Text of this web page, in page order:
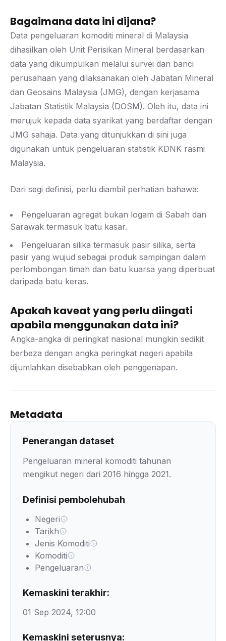
Bagaimana data ini dijana?
Data pengeluaran komoditi mineral di Malaysia
dihasilkan oleh Unit Perisikan Mineral berdasarkan
data yang dikumpulkan melalui survei dan banci
perusahaan yang dilaksanakan oleh Jabatan Mineral
dan Geosains Malaysia (JMG), dengan kerjasama
Jabatan Statistik Malaysia (DOSM). Oleh itu, data ini
merujuk kepada data syarikat yang berdaftar dengan
JMG sahaja. Data yang ditunjukkan di sini juga
digunakan untuk pengeluaran statistik KDNK rasmi
Malaysia.
Dari segi definisi, perlu diambil perhatian bahawa:
Pengeluaran agregat bukan logam di Sabah dan
Sarawak termasuk batu kasar.
Pengeluaran silika termasuk pasir silika, serta
pasir yang wujud sebagai produk sampingan dalam
perlombongan timah dan batu kuarsa yang diperbuat
daripada batu keras.
Apakah kaveat yang perlu diingati
apabila menggunakan data ini?
Angka-angka di peringkat nasional mungkin sedikit
berbeza dengan angka peringkat negeri apabila
dijumlahkan disebabkan oleh penggenapan.
Metadata
Penerangan dataset
Pengeluaran mineral komoditi tahunan
mengikut negeri dari 2016 hingga 2021.
Definisi pembolehubah
Negeri
Tarikh
Jenis Komoditi
Komoditi
Pengeluaran
Kemaskini terakhir:
01 Sep 2024, 12:00
Kemaskini seterusnya: